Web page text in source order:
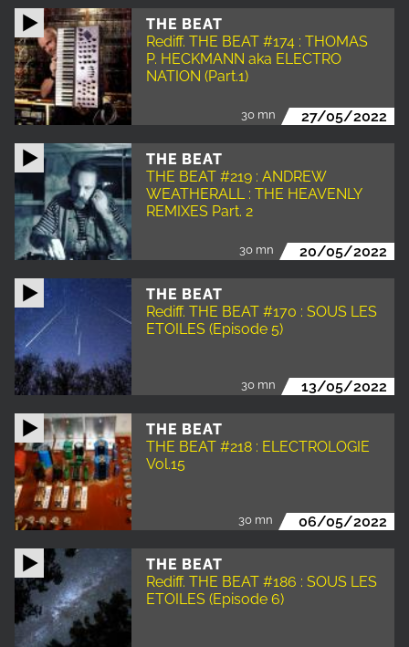
THE BEAT
Rediff. THE BEAT #174 : THOMAS
P. HECKMANN aka ELECTRO
NATION (Part.1)
30 mn 27/05/2022
THE BEAT
THE BEAT #219 : ANDREW
WEATHERALL : THE HEAVENLY
REMIXES Part. 2
30 mn 20/05/2022
THE BEAT
Rediff. THE BEAT #170 : SOUS LES
ETOILES (Episode 5)
30 mn 13/05/2022
THE BEAT
THE BEAT #218 : ELECTROLOGIE
Vol.15
30 mn 06/05/2022
THE BEAT
Rediff. THE BEAT #186 : SOUS LES
ETOILES (Episode 6)